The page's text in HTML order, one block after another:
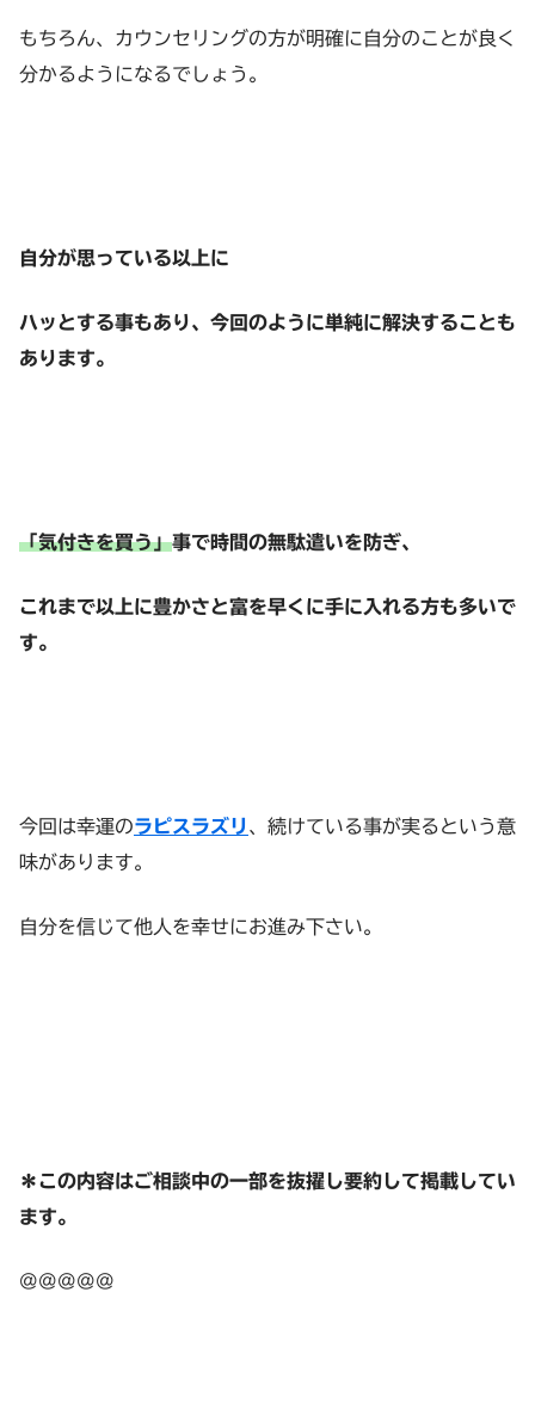
もちろん、カウンセリングの方が明確に自分のことが良く
分かるようになるでしょう。
自分が思っている以上に
ハッとする事もあり、今回のように単純に解決することも
あります。
「気付きを買う」事で時間の無駄遣いを防ぎ、
これまで以上に豊かさと富を早くに手に入れる方も多いで
す。
今回は幸運のラピスラズリ 、続けている事が実るという意
味があります。
自分を信じて他人を幸せにお進み下さい。
＊この内容はご相談中の一部を抜擢し要約して掲載してい
ます。
@@@@@